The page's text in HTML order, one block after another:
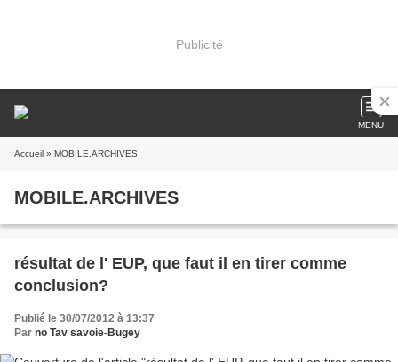
Publicité
MENU
Accueil » MOBILE.ARCHIVES
MOBILE.ARCHIVES
résultat de l' EUP, que faut il en tirer comme
conclusion?
Publié le 30/07/2012 à 13:37
Par no Tav savoie-Bugey